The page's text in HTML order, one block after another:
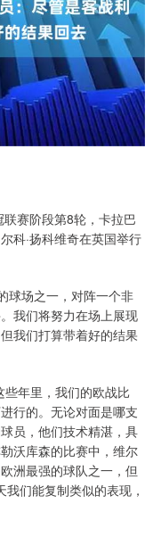
赛阶段第8轮，卡拉巴
科·扬科维奇在英国举行
球场之一，对阵一个非
我们将努力在场上展现
我们打算带着好的结果
年里，我们的欧战比
行的。无论对面是哪支
员，他们技术精湛，具
沃库森的比赛中，维尔
洲最强的球队之一，但
们能复制类似的表现，